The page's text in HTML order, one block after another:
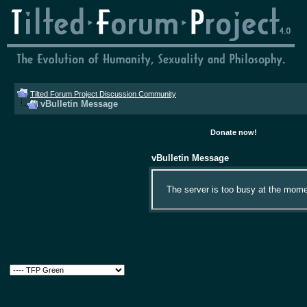
Tilted Forum Project Discussion Community
vBulletin Message
Donate now!
vBulletin Message
The server is too busy at the